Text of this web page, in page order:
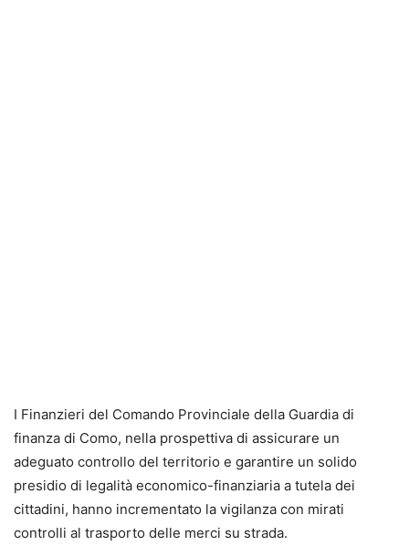
I Finanzieri del Comando Provinciale della Guardia di
finanza di Como, nella prospettiva di assicurare un
adeguato controllo del territorio e garantire un solido
presidio di legalità economico-finanziaria a tutela dei
cittadini, hanno incrementato la vigilanza con mirati
controlli al trasporto delle merci su strada.